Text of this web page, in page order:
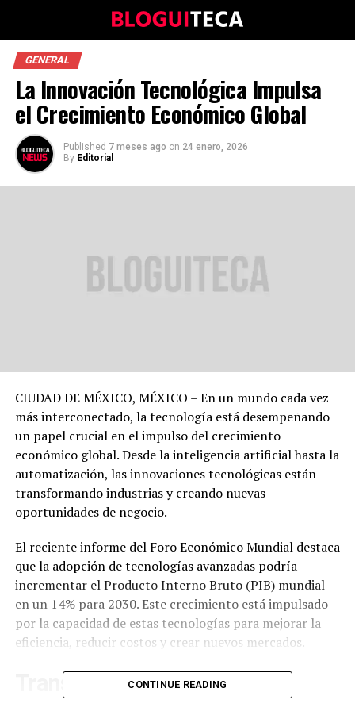
GENERAL
La Innovación Tecnológica Impulsa
el Crecimiento Económico Global
Published 7 meses ago on 24 enero, 2026
By Editorial
CIUDAD DE MÉXICO, MÉXICO – En un mundo cada vez
más interconectado, la tecnología está desempeñando
un papel crucial en el impulso del crecimiento
económico global. Desde la inteligencia artificial hasta la
automatización, las innovaciones tecnológicas están
transformando industrias y creando nuevas
oportunidades de negocio.
El reciente informe del Foro Económico Mundial destaca
que la adopción de tecnologías avanzadas podría
incrementar el Producto Interno Bruto (PIB) mundial
en un 14% para 2030. Este crecimiento está impulsado
por la capacidad de estas tecnologías para mejorar la
eficiencia, reducir costos y crear nuevos mercados.
Transformación Industrial
CONTINUE READING